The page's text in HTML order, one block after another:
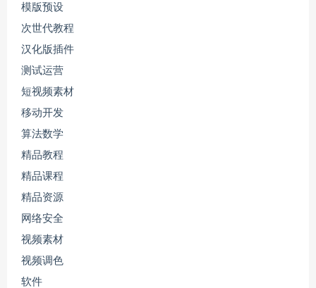
模版预设
次世代教程
汉化版插件
测试运营
短视频素材
移动开发
算法数学
精品教程
精品课程
精品资源
网络安全
视频素材
视频调色
软件